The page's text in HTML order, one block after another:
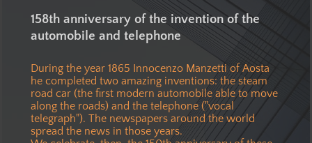
158th anniversary of the invention of the
automobile and telephone
During the year 1865 Innocenzo Manzetti of Aosta
he completed two amazing inventions: the steam
road car (the first modern automobile able to move
along the roads) and the telephone ("vocal
telegraph"). The newspapers around the world
spread the news in those years.